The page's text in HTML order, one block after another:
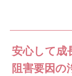
安心して成
阻害要因の